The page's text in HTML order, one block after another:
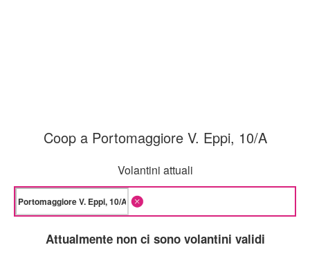
Coop a Portomaggiore V. Eppi, 10/A
Volantini attuali
Attualmente non ci sono volantini validi